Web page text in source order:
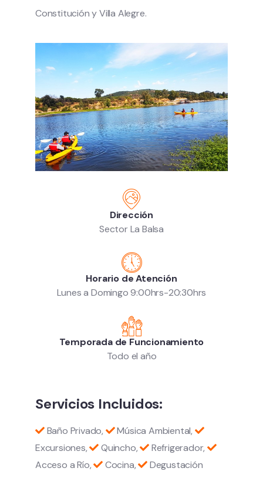
Constitución y Villa Alegre.
Dirección
Sector La Balsa
Horario de Atención
Lunes a Domingo 9:00hrs-20:30hrs
Temporada de Funcionamiento
Todo el año
Servicios Incluidos:
Baño Privado,
Música Ambiental,
Excursiones,
Quincho,
Refrigerador,
Acceso a Río,
Cocina, Degustación